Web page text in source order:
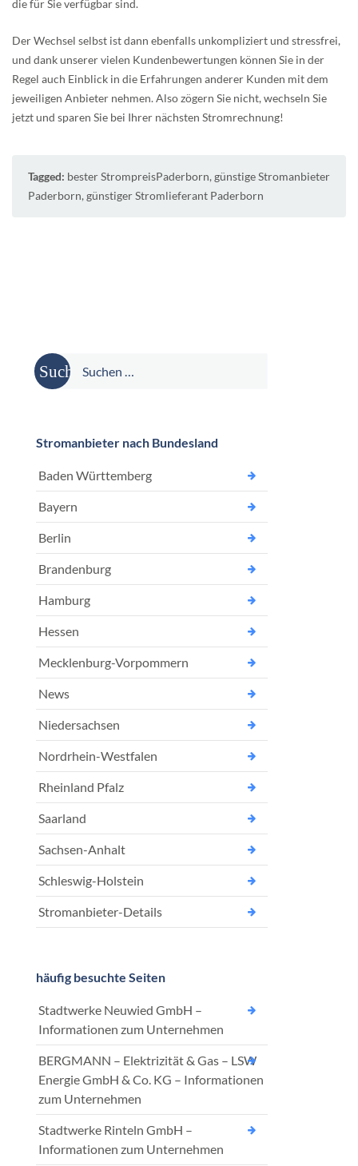
die für Sie verfügbar sind.
Der Wechsel selbst ist dann ebenfalls unkompliziert und stressfrei,
und dank unserer vielen Kundenbewertungen können Sie in der
Regel auch Einblick in die Erfahrungen anderer Kunden mit dem
jeweiligen Anbieter nehmen. Also zögern Sie nicht, wechseln Sie
jetzt und sparen Sie bei Ihrer nächsten Stromrechnung!
Tagged: bester StrompreisPaderborn, günstige Stromanbieter
Paderborn, günstiger Stromlieferant Paderborn
Suche
nach:
Stromanbieter nach Bundesland
Baden Württemberg
Bayern
Berlin
Brandenburg
Hamburg
Hessen
Mecklenburg-Vorpommern
News
Niedersachsen
Nordrhein-Westfalen
Rheinland Pfalz
Saarland
Sachsen-Anhalt
Schleswig-Holstein
Stromanbieter-Details
häufig besuchte Seiten
Stadtwerke Neuwied GmbH –
Informationen zum Unternehmen
BERGMANN – Elektrizität & Gas – LSW
Energie GmbH & Co. KG – Informationen
zum Unternehmen
Stadtwerke Rinteln GmbH –
Informationen zum Unternehmen